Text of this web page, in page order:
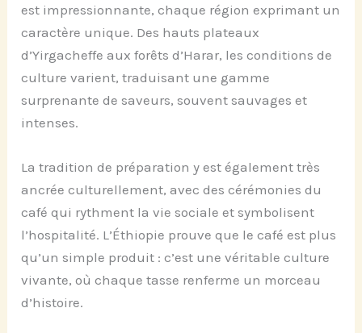
est impressionnante, chaque région exprimant un
caractère unique. Des hauts plateaux
d’Yirgacheffe aux forêts d’Harar, les conditions de
culture varient, traduisant une gamme
surprenante de saveurs, souvent sauvages et
intenses.
La tradition de préparation y est également très
ancrée culturellement, avec des cérémonies du
café qui rythment la vie sociale et symbolisent
l’hospitalité. L’Éthiopie prouve que le café est plus
qu’un simple produit : c’est une véritable culture
vivante, où chaque tasse renferme un morceau
d’histoire.